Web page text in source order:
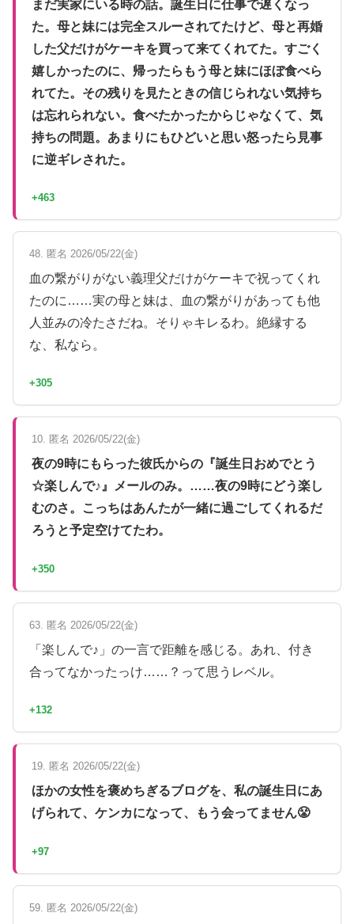
まだ実家にいる時の話。誕生日に仕事で遅くなっ
た。母と妹には完全スルーされてたけど、母と再婚
した父だけがケーキを買って来てくれてた。すごく
嬉しかったのに、帰ったらもう母と妹にほぼ食べら
れてた。その残りを見たときの信じられない気持ち
は忘れられない。食べたかったからじゃなくて、気
持ちの問題。あまりにもひどいと思い怒ったら見事
に逆ギレされた。
+463
48. 匿名 2026/05/22(金)
血の繋がりがない義理父だけがケーキで祝ってくれ
たのに……実の母と妹は、血の繋がりがあっても他
人並みの冷たさだね。そりゃキレるわ。絶縁する
な、私なら。
+305
10. 匿名 2026/05/22(金)
夜の9時にもらった彼氏からの『誕生日おめでとう
☆楽しんで♪』メールのみ。……夜の9時にどう楽し
むのさ。こっちはあんたが一緒に過ごしてくれるだ
ろうと予定空けてたわ。
+350
63. 匿名 2026/05/22(金)
「楽しんで♪」の一言で距離を感じる。あれ、付き
合ってなかったっけ……？って思うレベル。
+132
19. 匿名 2026/05/22(金)
ほかの女性を褒めちぎるブログを、私の誕生日にあ
げられて、ケンカになって、もう会ってません😤
+97
59. 匿名 2026/05/22(金)